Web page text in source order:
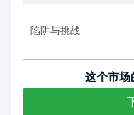
陷阱与挑战
这个市场